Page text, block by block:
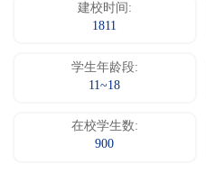
建校时间:
1811
学生年龄段:
11~18
在校学生数:
900